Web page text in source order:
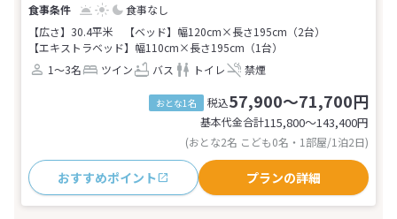
食事なし
【広さ】30.4平米
【ベッド】幅120cm×長さ195cm（2台）
【エキストラベッド】幅110cm×長さ195cm（1台）
1～3名
ツイン バス トイレ 禁煙
おとな1名 税込57,900～71,700円
基本代金合計115,800〜143,400円
(おとな2名 こども0名・1部屋/1泊2日)
おすすめポイント プランの詳細